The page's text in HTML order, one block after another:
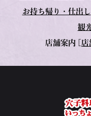
お持ち帰り・仕出し
観
店舗案内 店